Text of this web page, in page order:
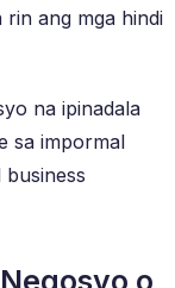
rin ang mga hindi
na ipinadala
sa impormal
o